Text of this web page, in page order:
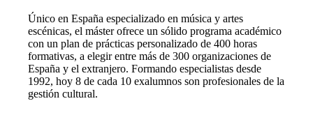
Único en España especializado en música y artes
escénicas, el máster ofrece un sólido programa académico
con un plan de prácticas personalizado de 400 horas
formativas, a elegir entre más de 300 organizaciones de
España y el extranjero. Formando especialistas desde
1992, hoy 8 de cada 10 exalumnos son profesionales de la
gestión cultural.